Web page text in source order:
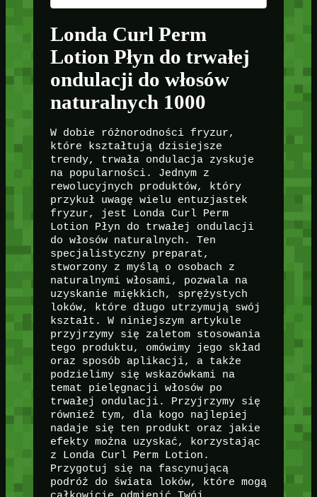
Londa Curl Perm
Lotion Płyn do trwałej
ondulacji do włosów
naturalnych 1000
W dobie różnorodności fryzur,
które kształtują dzisiejsze
trendy, trwała ondulacja zyskuje
na popularności. Jednym z
rewolucyjnych produktów, który
przykuł uwagę wielu entuzjastek
fryzur, jest Londa Curl Perm
Lotion Płyn do trwałej ondulacji
do włosów naturalnych. Ten
specjalistyczny preparat,
stworzony z myślą o osobach z
naturalnymi włosami, pozwala na
uzyskanie miękkich, sprężystych
loków, które długo utrzymują swój
kształt. W niniejszym artykule
przyjrzymy się zaletom stosowania
tego produktu, omówimy jego skład
oraz sposób aplikacji, a także
podzielimy się wskazówkami na
temat pielęgnacji włosów po
trwałej ondulacji. Przyjrzymy się
również tym, dla kogo najlepiej
nadaje się ten produkt oraz jakie
efekty można uzyskać, korzystając
z Londa Curl Perm Lotion.
Przygotuj się na fascynującą
podróż do świata loków, które mogą